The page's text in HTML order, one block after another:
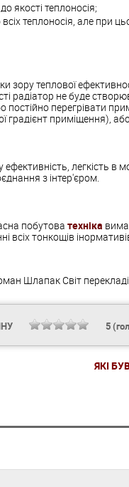
якості теплоносія;
всіх теплоносія, але при
теплової
радіатор не буде
постійно перегрівати
градієнт приміщення),
легкість в
з інтер'єром.
побутова техніка
всіх тонкощів
ШлапакСвіт
5
ЯКІ